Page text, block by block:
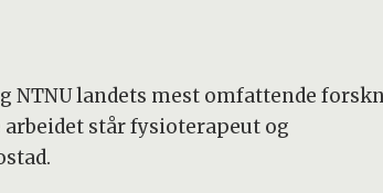
NTNU landets mest omfattende
står fysioterapeut og